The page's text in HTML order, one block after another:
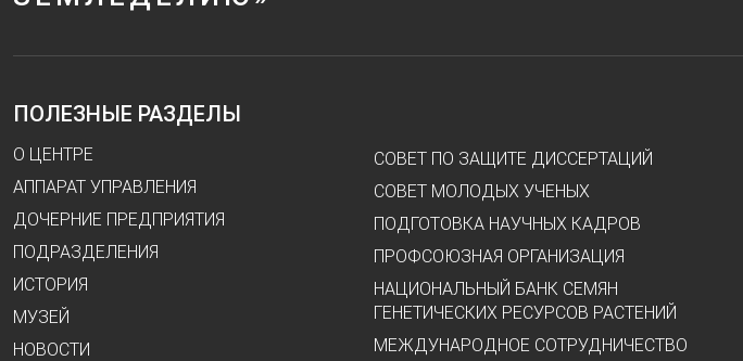
ПОЛЕЗНЫЕ РАЗДЕЛЫ
О ЦЕНТРЕ
АППАРАТ УПРАВЛЕНИЯ
ДОЧЕРНИЕ ПРЕДПРИЯТИЯ
ПОДРАЗДЕЛЕНИЯ
ИСТОРИЯ
МУЗЕЙ
НОВОСТИ
СОВЕТ ПО ЗАЩИТЕ ДИССЕРТАЦИЙ
СОВЕТ МОЛОДЫХ УЧЕНЫХ
ПОДГОТОВКА НАУЧНЫХ КАДРОВ
ПРОФСОЮЗНАЯ ОРГАНИЗАЦИЯ
НАЦИОНАЛЬНЫЙ БАНК СЕМЯН
ГЕНЕТИЧЕСКИХ РЕСУРСОВ РАСТЕНИЙ
МЕЖДУНАРОДНОЕ СОТРУДНИЧЕСТВО